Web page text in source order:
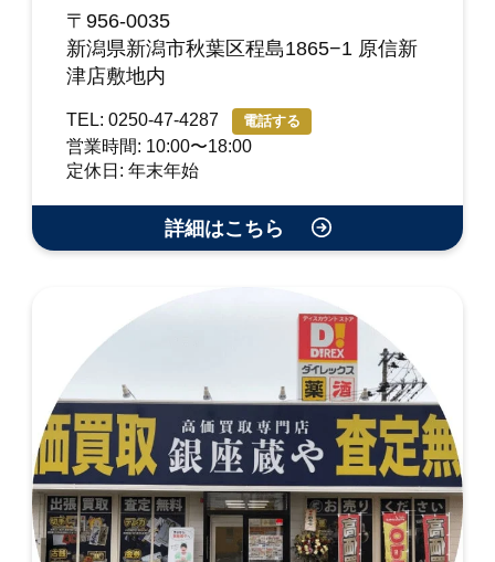
〒956-0035
新潟県新潟市秋葉区程島1865−1 原信新
津店敷地内
TEL: 0250-47-4287 電話する
営業時間: 10:00〜18:00
定休日: 年末年始
詳細はこちら